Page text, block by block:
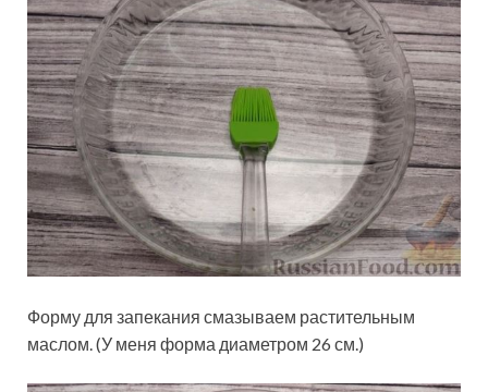
Форму для запекания смазываем растительным
маслом. (У меня форма диаметром 26 см.)